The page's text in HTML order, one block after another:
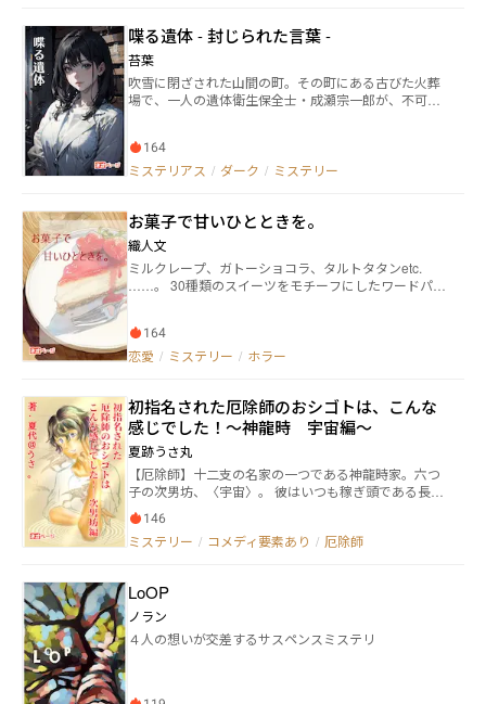
と呼ばれた、美しき謎多き公女。 これは、剣も魔法も
ある世界で、 言葉と沈黙が交差する「真実だけを求め
る者」の物語。 派手な戦闘も、万能な力もない。 それ
でも彼は、ただ“知りたい”と願った。 幻想の世界で静
かに燃える、哀しき真実と愛の行方――。
喋る遺体 - 封じられた言葉 -
苔葉
吹雪に閉ざされた山間の町。その町にある古びた火葬
場で、一人の遺体衛生保全士・成瀬宗一郎が、不可解
げ…ろ……」。 そこへ訪れた刑事・佐伯綾乃は、近隣
で起こる連続失踪事件を追っていた。町の住人が忽然
を踏み入れる。そこには、人間と入れ替わった“黄泉の
モノ”が潜む異界への扉があった。 町の住人は本当に人
間なのか？ 死者の口を縫う理由とは？ そして、成瀬自
身に隠された衝撃の真実とは――。 すべてを終わらせるた
め、成瀬は最後の決断を下す。 しかし、それは本当に
めぐる戦慄のホラーサスペンス。
164
ミステリアス / ダーク / ミステリー
お菓子で甘いひとときを。
織人文
ミルクレープ、ガトーショコラ、タルトタタンetc.
……。 30種類のスイーツをモチーフにしたワードパレ
きます。 恋愛テーマのものが多いですが、基本はホラ
ーやミステリー寄りのハッピーじゃないテイストにな
164
恋愛 / ミステリー / ホラー
初指名された厄除師のおシゴトは、こんな
感じでした！〜神龍時 宇宙編〜
夏跡うさ丸
【厄除師】十二支の名家の一つである神龍時家。六つ
子の次男坊、〈宇宙〉。 彼はいつも稼ぎ頭である長男
と三男のサポート役をしつつ、仕事の案件を取ってく
る敏腕な策士である。 ソレをこなしながら物語を執筆
している小説家の顔も持っている。 そんなある日、彼
様へ〉と記載されていたので中に入っている手紙を読
むと公主から指名を貰った彼。 不思議に思いながら、
事務所へ出向き公主から話を聞いてみると、とんでも
ない依頼だった ーー。
146
ミステリー / コメディ要素あり / 厄除師
LoOP
ノラン
４人の想いが交差するサスペンスミステリ